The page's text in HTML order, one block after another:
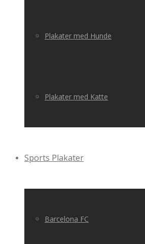
Plakater med Hunde
Plakater med Katte
Sports Plakater
Barcelona FC